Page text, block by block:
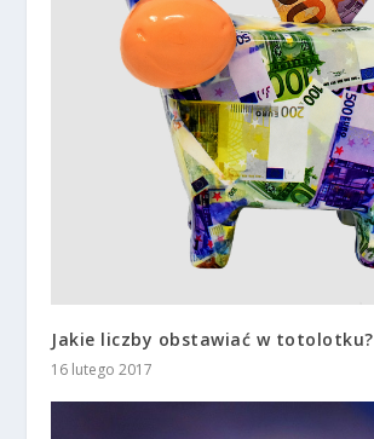
Jakie liczby obstawiać w totolotku?
16 lutego 2017